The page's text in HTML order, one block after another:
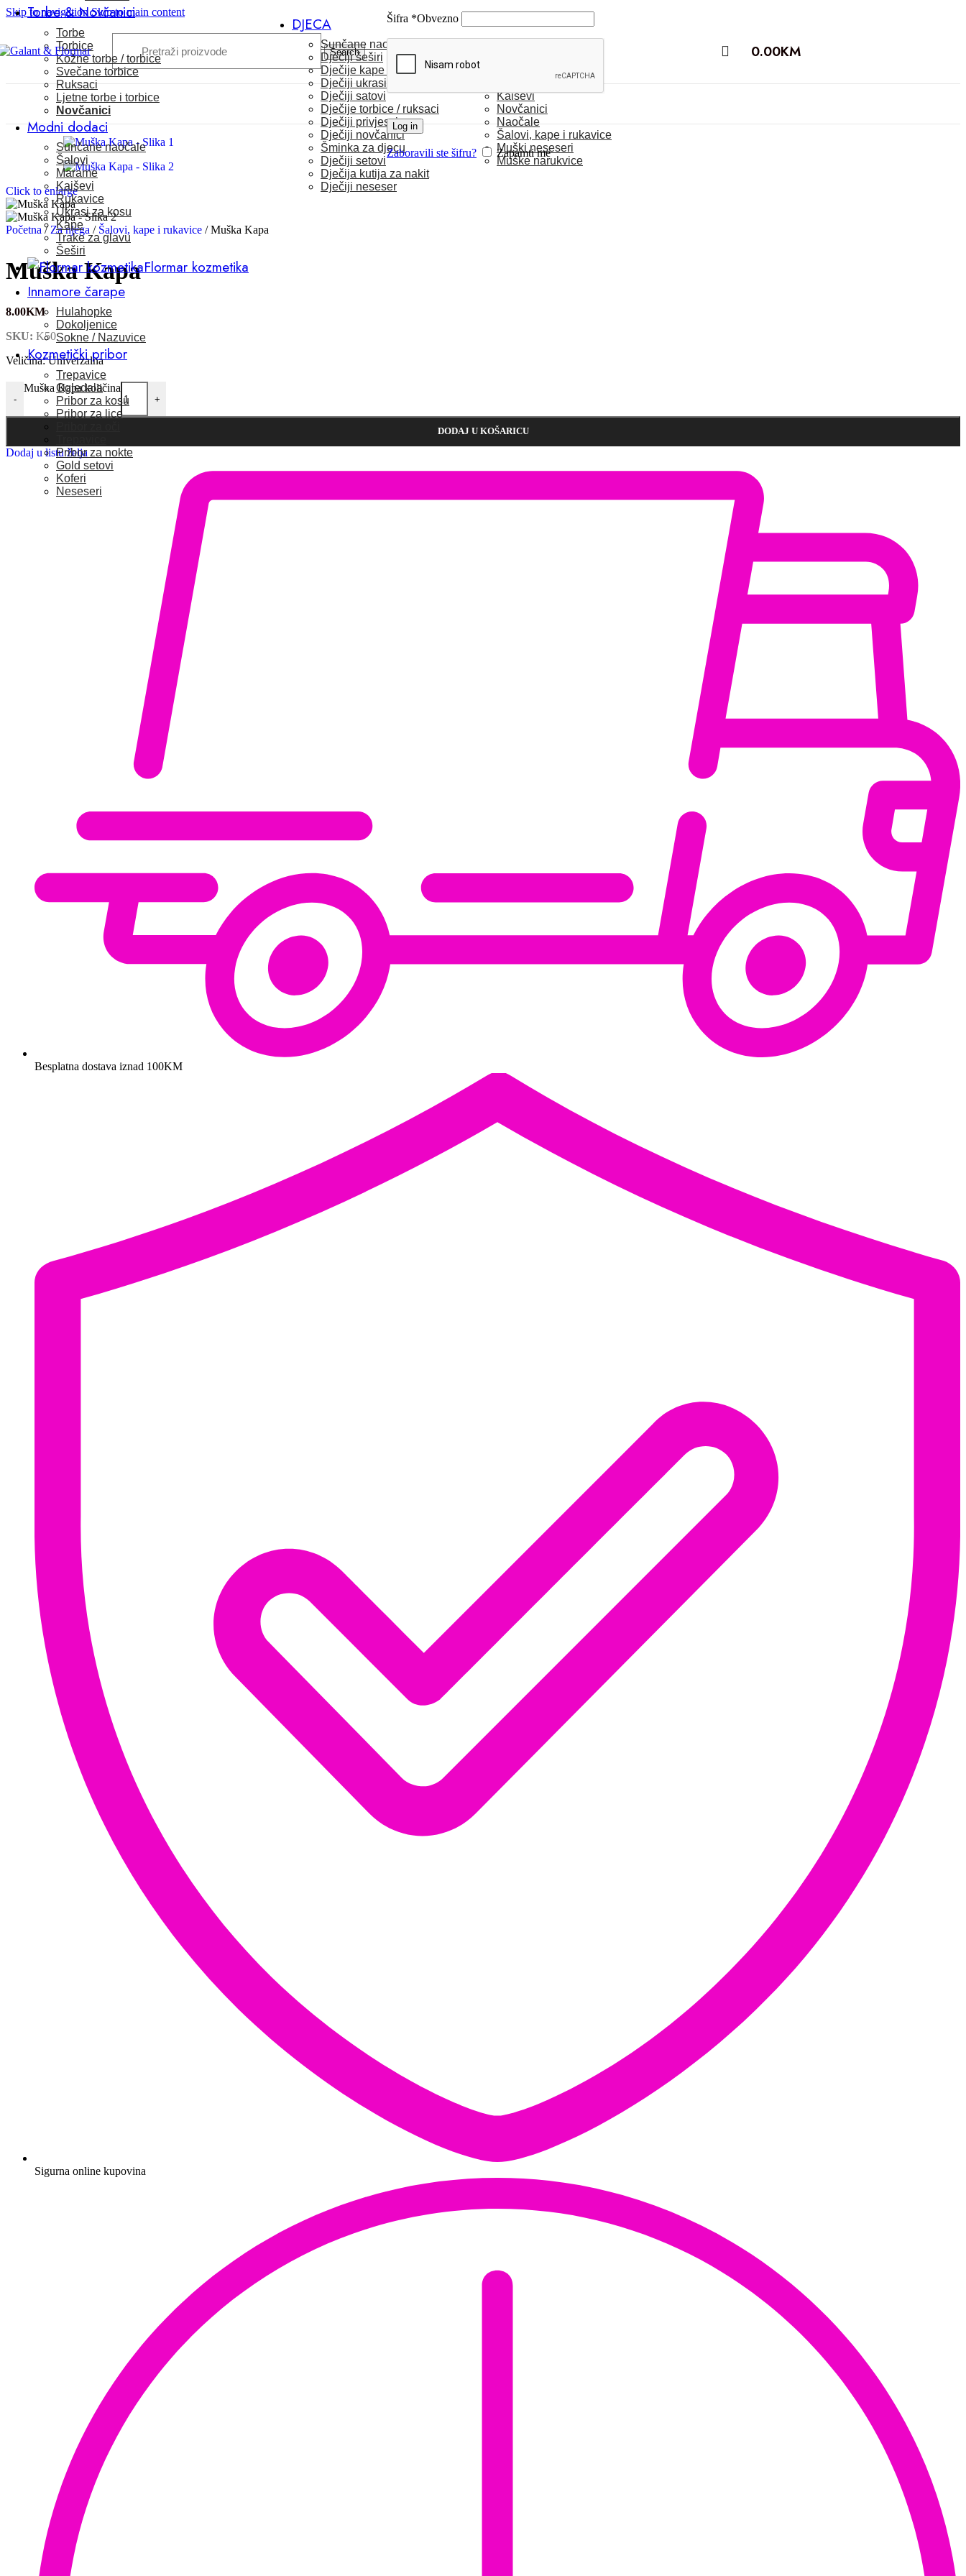
Skip to navigationSkip to main content
Search
Šifra *Obvezno
Log in
Zaboravili ste šifru? Zapamti me
0.00KM
Torbe & Novčanici
Torbe
Torbice
Kožne torbe / torbice
Svečane torbice
Ruksaci
Ljetne torbe i torbice
Novčanici
Modni dodaci
Sunčane naočale
Šalovi
Marame
Kaiševi
Rukavice
Ukrasi za kosu
Kape
Trake za glavu
Šeširi
Flormar kozmetika
Innamore čarape
Hulahopke
Dokoljenice
Sokne / Nazuvice
Kozmetički pribor
Trepavice
Ogledala
Pribor za kosu
Pribor za lice
Pribor za nokte
Gold setovi
Koferi
Neseseri
DJECA
Sunčane naočale
Dječiji šeširi
Dječije kape / rukavice
Dječiji ukrasi za kosu
Dječiji satovi
Dječije torbice / ruksaci
Dječiji privjesci
Dječiji novčanici
Šminka za djecu
Dječiji setovi
Dječija kutija za nakit
Dječiji neseser
Kaiševi
Novčanici
Naočale
Šalovi, kape i rukavice
Muški neseseri
Muške narukvice
Click to enlarge
Početna/ Za njega / Šalovi, kape i rukavice / Muška Kapa
Muška Kapa
8.00KM
SKU: K50
Veličina: Univerzalna
-
Muška Kapa količina
+
DODAJ U KOŠARICU
Dodaj u listu želja
Besplatna dostava iznad 100KM
Sigurna online kupovina